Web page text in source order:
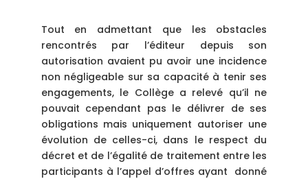
Tout en admettant que les obstacles
rencontrés par l’éditeur depuis son
autorisation avaient pu avoir une incidence
non négligeable sur sa capacité à tenir ses
engagements, le Collège a relevé qu’il ne
pouvait cependant pas le délivrer de ses
obligations mais uniquement autoriser une
évolution de celles-ci, dans le respect du
décret et de l’égalité de traitement entre les
participants à l’appel d’offres ayant donné